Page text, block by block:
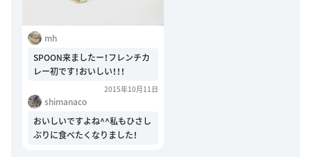
mh
SPOON来ましたー！フレンチカ
レー初です！おいしい！！！
2015年10月11日
shimanaco
おいしいですよね^^私もひさし
ぶりに食べたくなりました！